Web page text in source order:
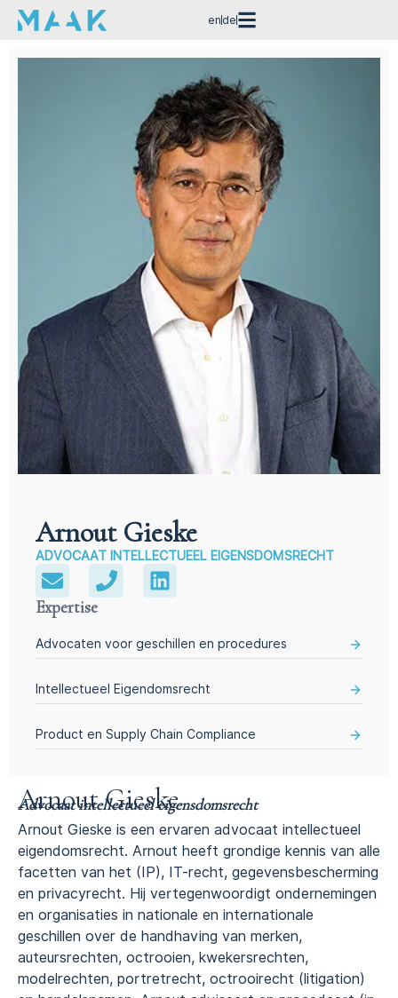
en de
Arnout Gieske
Advocaat intellectueel eigensdomsrecht
Arnout Gieske is een ervaren advocaat intellectueel
eigendomsrecht. Arnout heeft grondige kennis van alle
facetten van het (IP), IT-recht, gegevensbescherming
en privacyrecht. Hij vertegenwoordigt ondernemingen
en organisaties in nationale en internationale
geschillen over de handhaving van merken,
auteursrechten, octrooien, kwekersrechten,
modelrechten, portretrecht, octrooirecht (litigation)
Arnout Gieske
ADVOCAAT INTELLECTUEEL EIGENSDOMSRECHT
Expertise
Advocaten voor geschillen en procedures
Intellectueel Eigendomsrecht
Product en Supply Chain Compliance